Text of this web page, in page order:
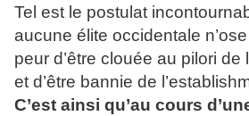
Tel est le postulat
aucune élite occidentale
peur d’être clouée au pilori
et d’être bannie de
C’est ainsi qu’au cours